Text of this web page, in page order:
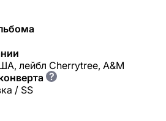
лейбл Cherrytree, A&M
?
/ SS